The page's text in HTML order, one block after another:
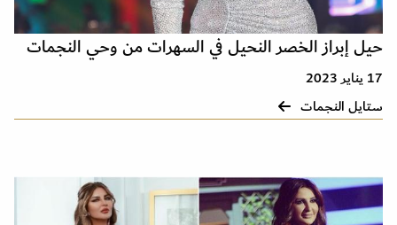
حيل إبراز الخصر النحيل في السهرات من وحي النجمات
17 يناير 2023
ستايل النجمات